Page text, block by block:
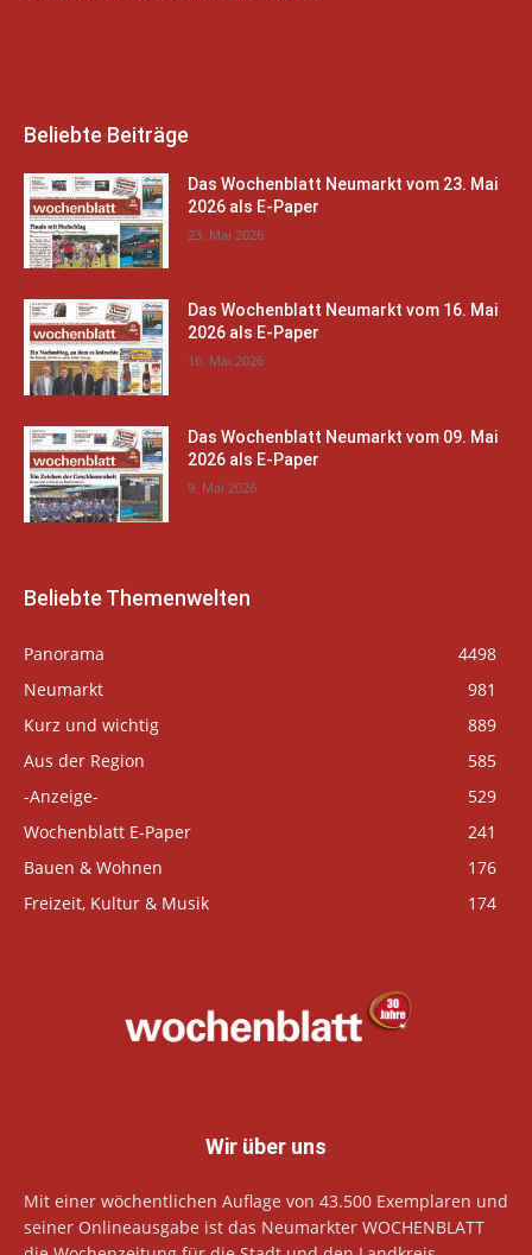
Beliebte Beiträge
Das Wochenblatt Neumarkt vom 23. Mai
2026 als E-Paper
23. Mai 2026
Das Wochenblatt Neumarkt vom 16. Mai
2026 als E-Paper
16. Mai 2026
Das Wochenblatt Neumarkt vom 09. Mai
2026 als E-Paper
9. Mai 2026
Beliebte Themenwelten
Panorama
4498
Neumarkt
981
Kurz und wichtig
889
Aus der Region
585
-Anzeige-
529
Wochenblatt E-Paper
241
Bauen & Wohnen
176
Freizeit, Kultur & Musik
174
Wir über uns
Mit einer wöchentlichen Auflage von 43.500 Exemplaren und
seiner Onlineausgabe ist das Neumarkter WOCHENBLATT